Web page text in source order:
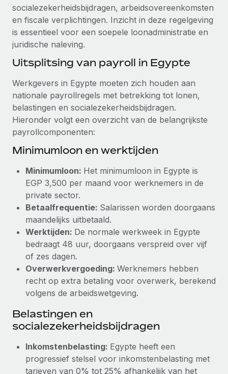
Compliance Watchtower
Blijf compliance-risico's voor
Apparaatbeheer
Lever en track wereldwijd IT-middelen
Entiteiten oprichten
Stel snel compliant entiteiten op
Mobiliteit en overplaatsing
Plaats werknemers moeiteloos over
Eenvoudig secundaire arbeidsvoorwaarden
beheren
Hoe AI-pionier Weaviate zijn team met 120%
liet groeien met Remote
Weaviate in één oogopslag Weaviate bouwt open source,
AI-first infrastructuur. De missie van het...
Meer informatie
Reverse Tech's strategische samenwerking
met Remote voor contractor management en
payroll
up op het gebied van gezondheid en welzijn,...
Meer informatie
BLOG
Contractor Management
Belastingen
Naar de blog
BLOG
Productupdates van Remote: Gusto- en Xero-
integraties en Contractor Management Plus
Het blijft de missie van Remote om alle soorten bedrijven
te helpen bij het aannemen, beheren en...
Meer informatie
Hoe Phiture 55 werknemers in 19 landen
beheert met Remote
Phiture, een toonaangevende leider in de wereldwijde
mobiele groeiadviessector, zet zich sinds 2016...
Meer informatie
socialezekerheidsbijdragen, arbeidsovereenkomsten
en fiscale verplichtingen. Inzicht in deze regelgeving
is essentieel voor een soepele loonadministratie en
juridische naleving.
Uitsplitsing van payroll in Egypte
Werkgevers in Egypte moeten zich houden aan
nationale payrollregels met betrekking tot lonen,
belastingen en socialezekerheidsbijdragen.
Hieronder volgt een overzicht van de belangrijkste
payrollcomponenten:
Minimumloon en werktijden
Minimumloon: Het minimumloon in Egypte is
EGP 3,500 per maand voor werknemers in de
private sector.
Betaalfrequentie: Salarissen worden doorgaans
maandelijks uitbetaald.
Werktijden: De normale werkweek in Egypte
bedraagt 48 uur, doorgaans verspreid over vijf
of zes dagen.
Overwerkvergoeding: Werknemers hebben
recht op extra betaling voor overwerk, berekend
volgens de arbeidswetgeving.
Belastingen en
socialezekerheidsbijdragen
Inkomstenbelasting: Egypte heeft een
progressief stelsel voor inkomstenbelasting met
tarieven van 0% tot 25% afhankelijk van het